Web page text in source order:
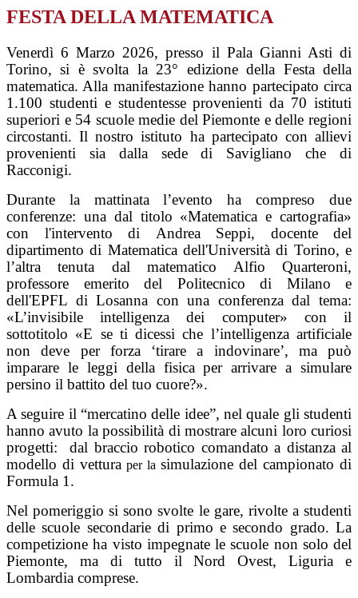
FESTA DELLA MATEMATICA
Venerdì 6 Marzo 2026, presso il Pala Gianni Asti di
Torino, si è svolta la 23° edizione della Festa della
matematica. Alla manifestazione hanno partecipato circa
1.100 studenti e studentesse provenienti da 70 istituti
superiori e 54 scuole medie del Piemonte e delle regioni
circostanti. Il nostro istituto ha partecipato con allievi
provenienti sia dalla sede di Savigliano che di
Racconigi.
Durante la mattinata l’evento ha compreso due
conferenze: una dal titolo «Matematica e cartografia»
con l'intervento di Andrea Seppi, docente del
dipartimento di Matematica dell'Università di Torino, e
l’altra tenuta dal matematico Alfio Quarteroni,
professore emerito del Politecnico di Milano e
dell'EPFL di Losanna con una conferenza dal tema:
«L’invisibile intelligenza dei computer» con il
sottotitolo «E se ti dicessi che l’intelligenza artificiale
non deve per forza ‘tirare a indovinare’, ma può
imparare le leggi della fisica per arrivare a simulare
persino il battito del tuo cuore?».
A seguire il “mercatino delle idee”, nel quale gli studenti
hanno avuto la possibilità di mostrare alcuni loro curiosi
progetti:
dal braccio robotico comandato a distanza al
modello di vettura per la simulazione del campionato di
Formula 1.
Nel pomeriggio si sono svolte le gare, rivolte a studenti
delle scuole secondarie di primo e secondo grado. La
competizione ha visto impegnate le scuole non solo del
Piemonte, ma di tutto il Nord Ovest, Liguria e
Lombardia comprese.